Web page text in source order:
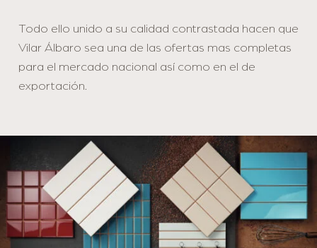
Todo ello unido a su calidad contrastada hacen que
Vilar Álbaro sea una de las ofertas mas completas
para el mercado nacional así como en el de
exportación.